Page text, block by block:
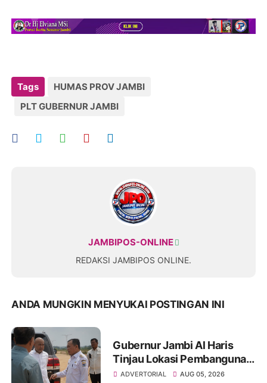
Tags
HUMAS PROV JAMBI
PLT GUBERNUR JAMBI
JAMBIPOS-ONLINE
REDAKSI JAMBIPOS ONLINE.
ANDA MUNGKIN MENYUKAI POSTINGAN INI
Gubernur Jambi Al Haris
Tinjau Lokasi Pembangunan
Sekolah Rakyat dan Lokasi
ADVERTORIAL AUG 05, 2026